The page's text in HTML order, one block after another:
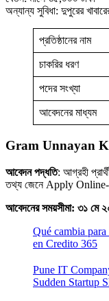
অন্যান্য সুবিধা: দুপুরের
প্রতিষ্ঠানের নাম
চাকরির ধরণ
পদের সংখ্যা
আবেদনের মাধ্যম
Gram Unnayan
আবেদন পদ্ধতি: আগ্রহী
তথ্য জেনে Apply Online-
আবেদনের সময়সীমা: ৩১ মে
Qué cambia
en Credito 365
Pune IT
Sudden Startup